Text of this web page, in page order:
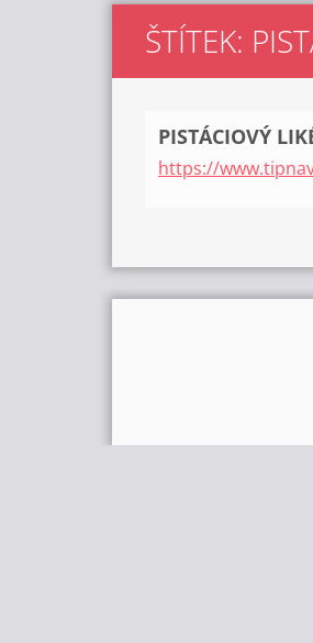
ŠTÍTEK:
PISTÁCIOVÝ
https://